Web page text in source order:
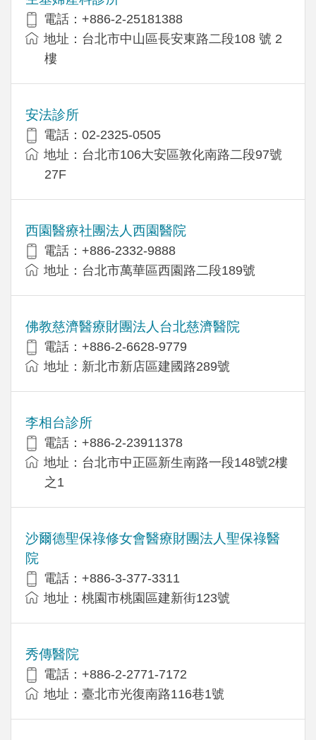
電話：+886-2-25181388
地址：台北市中山區長安東路二段108 號 2
樓
安法診所
電話：02-2325-0505
地址：台北市106大安區敦化南路二段97號
27F
西園醫療社團法人西園醫院
電話：+886-2332-9888
地址：台北市萬華區西園路二段189號
佛教慈濟醫療財團法人台北慈濟醫院
電話：+886-2-6628-9779
地址：新北市新店區建國路289號
李相台診所
電話：+886-2-23911378
地址：台北市中正區新生南路一段148號2樓
之1
沙爾德聖保祿修女會醫療財團法人聖保祿醫
院
電話：+886-3-377-3311
地址：桃園市桃園區建新街123號
秀傳醫院
電話：+886-2-2771-7172
地址：臺北市光復南路116巷1號